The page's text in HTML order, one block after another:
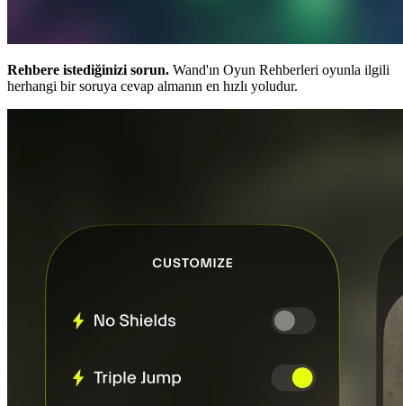
Rehbere istediğinizi sorun. Wand'ın Oyun Rehberleri oyunla ilgili
herhangi bir soruya cevap almanın en hızlı yoludur.